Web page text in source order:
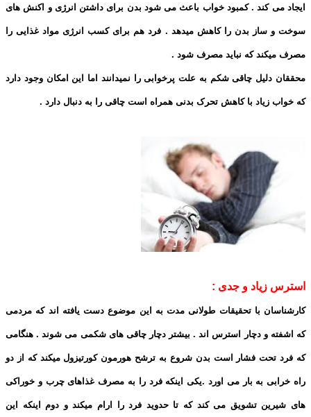
ایجاد می کند . کمبود خواب باعث می شود بدن برای داشتن انرژی و اکنش های
سوخت و ساز بدن را کاهش میدهد . فرد هم برای کسب انرژی مواد غذایی را
مصرف میکند که نباید مصرف شود .
محققان دلیل چاقی شکم به علت پرخوابی را نمیدانند اما این امکان وجود دارد
که خواب زیاد با کاهش تحرک بدنی همراه است چاقی را به دنبال دارد .
استرس زیاد و جدی :
کارشناسان با تحقیقات طولانی مدت به این موضوع دست یافته اند که مردمی
که اشفته و دچار استرس اند . بیشتر دچار چاقی های شکمی می شوند . هنگامی
که فرد تحت فشار است بدن شروع به ترشح هورمون کورتیزول میکند که از دو
راه خرابی به بار می اورد .یکی اینکه فرد را به مصرف غذاهای چرب و خوراکی
های شیرین تشویق می کند که تا حدوید فرد را ارام میکند و دوم اینکه این